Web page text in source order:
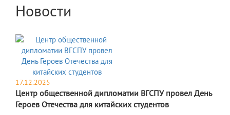
Новости
17.12.2025
Центр общественной дипломатии ВГСПУ провел День
Героев Отечества для китайских студентов